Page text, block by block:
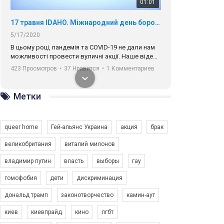
5/17/2020
В цьому році, пандемія та COVІD-19 не дали нам
можливості провести вуличні акції. Наше відео-
звернення про те, що навіть коли ми у різних
містах та не можемо зустрінеться, ми разом. Ми
закликаємо всіх хто поділяє цінності рівності та
солідарності, приєднатися до нас. Регіональні
підрозділи ГАУ є в 16 областях України.
423 Просмотров • 37 Нравится • 1 Комментариев
Зупинимо насильство проти ЛГБТ в Україні! Stop violence against LGBT in Ukraine!
6/30/2017
Емоційний та вражаючий промо-ролік на
Метки
queer home Гей-альянс Украина акция брак
великобритания виталий милонов
владимир путин власть выборы гау
гомофобия дети дискриминация
дональд трамп законотворчество камин-аут
киев киевпрайд кино лгбт